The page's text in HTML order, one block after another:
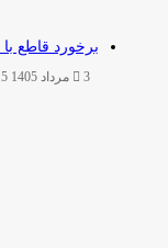
برخورد قاطع
3 مرداد 1405 20:15